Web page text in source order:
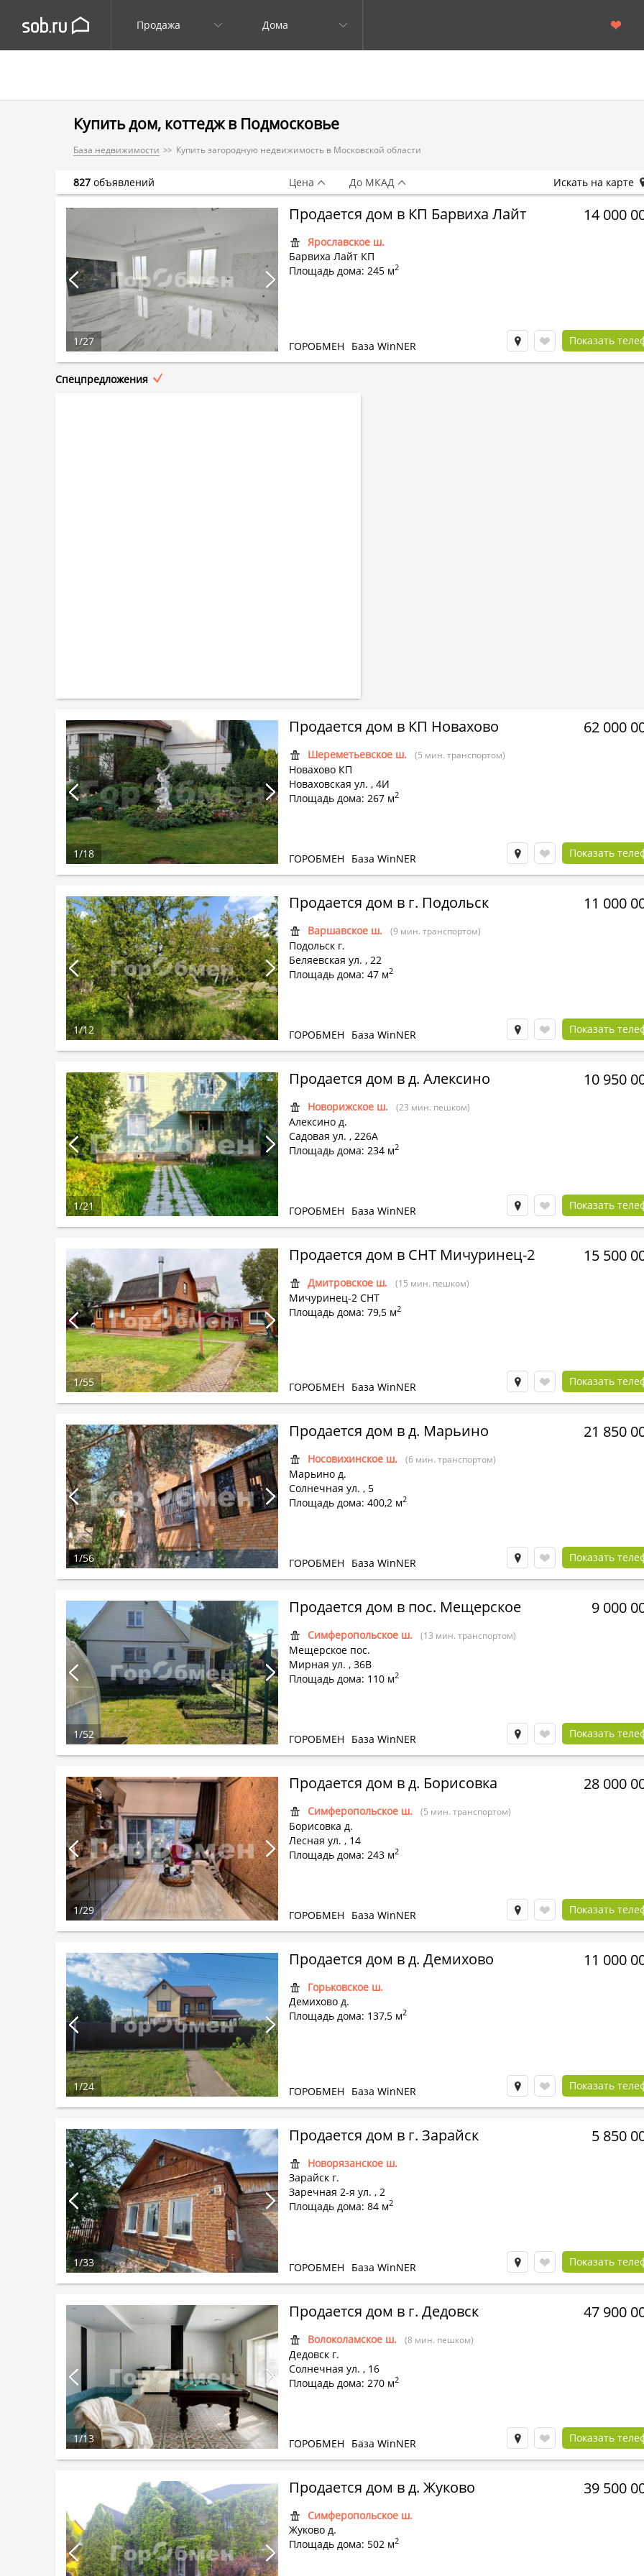
Продажа Дома
Купить дом, коттедж в Подмосковье
База недвижимости Купить загородную недвижимость в Московской области
Продается дом в КП Барвиха Лайт
Ярославское ш.
Барвиха Лайт КП
Площадь дома: 245 м2
14 000
ГОРОБМЕН База WinNER Показать
1/27
Спецпредложения
Продается дом в КП Новахово
Шереметьевское ш. (5 мин. транспортом)
Новахово КП
Новаховская ул. , 4И
Площадь дома: 267 м2
62 000
ГОРОБМЕН База WinNER Показать
1/18
Продается дом в г. Подольск
Варшавское ш. (9 мин. транспортом)
Подольск г.
Беляевская ул. , 22
Площадь дома: 47 м2
11 000
ГОРОБМЕН База WinNER Показать
1/12
Продается дом в д. Алексино
Новорижское ш. (23 мин. пешком)
Алексино д.
Садовая ул. , 226А
Площадь дома: 234 м2
10 950
ГОРОБМЕН База WinNER Показать
1/21
Продается дом в СНТ Мичуринец-2
Дмитровское ш. (15 мин. пешком)
Мичуринец-2 СНТ
Площадь дома: 79,5 м2
15 500
ГОРОБМЕН База WinNER Показать
1/55
Продается дом в д. Марьино
Носовихинское ш. (6 мин. транспортом)
Марьино д.
Солнечная ул. , 5
Площадь дома: 400,2 м2
21 850
ГОРОБМЕН База WinNER Показать
1/56
Продается дом в пос. Мещерское
Симферопольское ш. (13 мин. транспортом)
Мещерское пос.
Мирная ул. , 36В
Площадь дома: 110 м2
9 000
ГОРОБМЕН База WinNER Показать
1/52
Продается дом в д. Борисовка
Симферопольское ш. (5 мин. транспортом)
Борисовка д.
Лесная ул. , 14
Площадь дома: 243 м2
28 000
ГОРОБМЕН База WinNER Показать
1/29
Продается дом в д. Демихово
Горьковское ш.
Демихово д.
Площадь дома: 137,5 м2
11 000
ГОРОБМЕН База WinNER Показать
1/24
Продается дом в г. Зарайск
Новорязанское ш.
Зарайск г.
Заречная 2-я ул. , 2
Площадь дома: 84 м2
5 850
ГОРОБМЕН База WinNER Показать
1/33
Продается дом в г. Дедовск
Волоколамское ш. (8 мин. пешком)
Дедовск г.
Солнечная ул. , 16
Площадь дома: 270 м2
47 900
ГОРОБМЕН База WinNER Показать
1/13
Продается дом в д. Жуково
Симферопольское ш.
Жуково д.
Площадь дома: 502 м2
39 500
827 объявлений Цена До МКАД Искать на карте